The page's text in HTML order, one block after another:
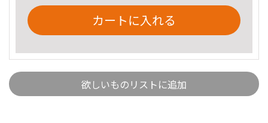
カートに入れる
欲しいものリストに追加